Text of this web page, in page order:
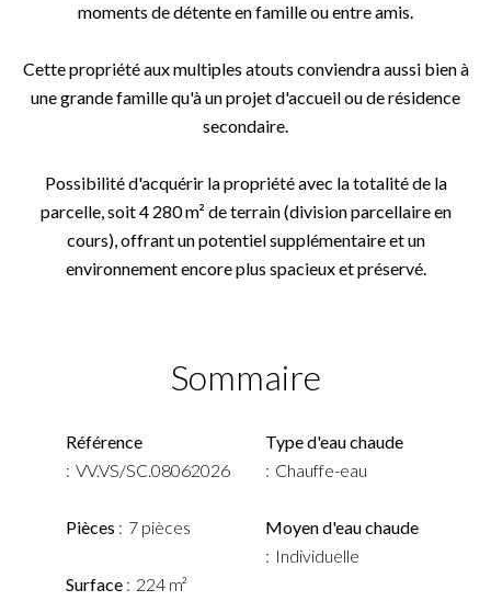
moments de détente en famille ou entre amis.
Cette propriété aux multiples atouts conviendra aussi bien à
une grande famille qu'à un projet d'accueil ou de résidence
secondaire.
Possibilité d'acquérir la propriété avec la totalité de la
parcelle, soit 4 280 m² de terrain (division parcellaire en
cours), offrant un potentiel supplémentaire et un
environnement encore plus spacieux et préservé.
Sommaire
Référence
VV.VS/SC.08062026
Pièces 7 pièces
Surface 224 m²
Type d'eau chaude
Chauffe-eau
Moyen d'eau chaude
Individuelle